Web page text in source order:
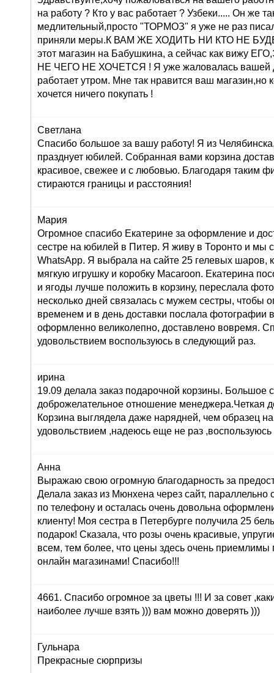
на работу ? Кто у вас работает ? Узбеки..... Он же
медлительный,просто "ТОРМОЗ" я уже не раз
приняли меры.К ВАМ ЖЕ ХОДИТЬ НИ КТО НЕ
этот магазин на Бабушкина, а сейчас как вижу
НЕ ЧЕГО НЕ ХОЧЕТСЯ ! Я уже жаловалась вашей
работает утром. Мне так нравится ваш магазин,но
хочется ничего покупать !
Светлана
Спасибо большое за вашу работу! Я из
празднует юбилей. Собранная вами корзина
красивое, свежее и с любовью. Благодаря таким
стираются границы и расстояния!
Мария
Огромное спасибо Екатерине за оформление и
сестре на юбилей в Питер. Я живу в Торонто и мы
WhatsApp. Я выбрала на сайте 25 гелевых шаров,
мягкую игрушку и коробку Macaroon. Екатерина
и ягоды лучше положить в корзину, переслала
несколько дней связалась с мужем сестры, чтобы
временем и в день доставки послала фотографии
оформленно великолепно, доставлено вовремя.
удовольствием воспользуюсь в следующий раз.
ирина
19.09 делала заказ подарочной корзины. Большое
доброжелательное отношение менеджера.Четкая
Корзина выглядела даже нарядней, чем образец
удовольствием ,надеюсь еще не раз
Анна
Выражаю свою огромную благодарность за
Делала заказ из Мюнхена через сайт, параллельно
по телефону и осталась очень довольна
клиенту! Моя сестра в Петербурге получила 25
подарок! Сказала, что розы очень красивые,
всем, тем более, что цены здесь очень приемлимы
онлайн магазинами! Спасибо!!!
4661. Спасибо огромное за цветы !!! И за совет
наиболее лучше взять ))) вам можно доверять )))
Гульнара
Прекрасные сюрпризы